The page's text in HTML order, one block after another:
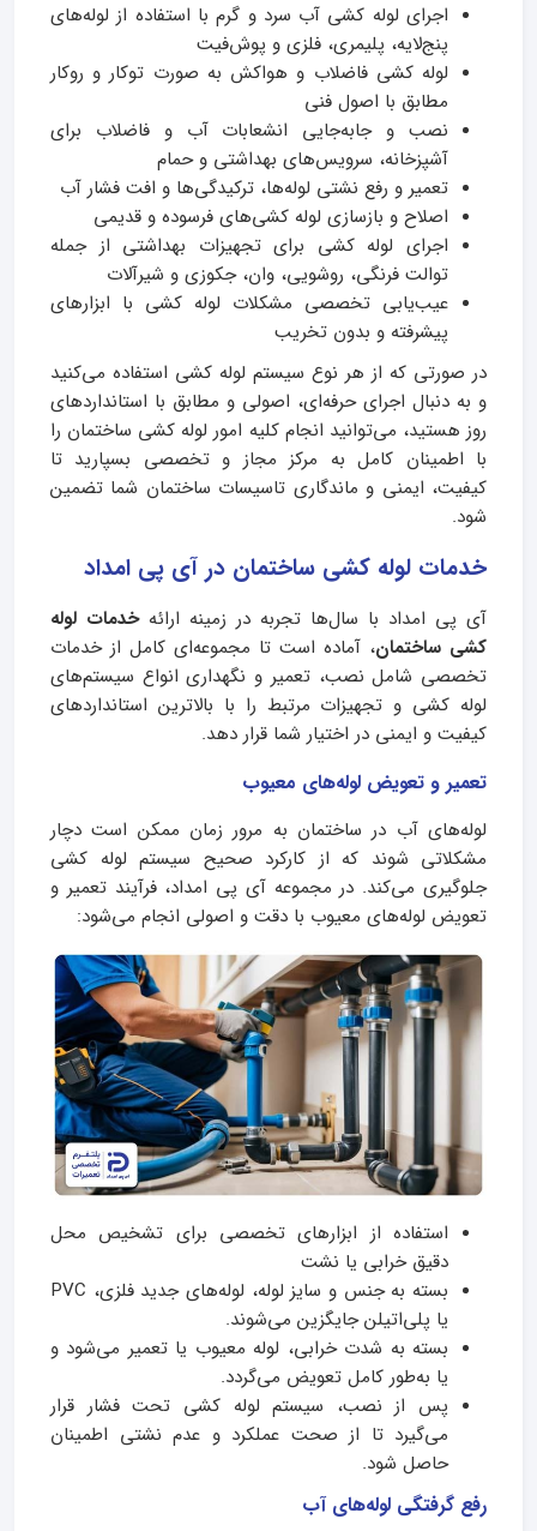
اجرای لوله کشی آب سرد و گرم با استفاده از لوله‌های
پنج‌لایه، پلیمری، فلزی و پوش‌فیت
لوله کشی فاضلاب و هواکش به صورت توکار و روکار
مطابق با اصول فنی
نصب و جابه‌جایی انشعابات آب و فاضلاب برای
آشپزخانه، سرویس‌های بهداشتی و حمام
تعمیر و رفع نشتی لوله‌ها، ترکیدگی‌ها و افت فشار آب
اصلاح و بازسازی لوله کشی‌های فرسوده و قدیمی
اجرای لوله کشی برای تجهیزات بهداشتی از جمله
توالت فرنگی، روشویی، وان، جکوزی و شیرآلات
عیب‌یابی تخصصی مشکلات لوله کشی با ابزارهای
پیشرفته و بدون تخریب
در صورتی که از هر نوع سیستم لوله کشی استفاده می‌کنید
و به دنبال اجرای حرفه‌ای، اصولی و مطابق با استانداردهای
روز هستید، می‌توانید انجام کلیه امور لوله کشی ساختمان را
با اطمینان کامل به مرکز مجاز و تخصصی بسپارید تا
کیفیت، ایمنی و ماندگاری تاسیسات ساختمان شما تضمین
شود.
خدمات لوله کشی ساختمان در آی پی امداد
آی‌ پی امداد با سال‌ها تجربه در زمینه ارائهخدمات لوله
کشی ساختمان، آماده است تا مجموعه‌ای کامل از خدمات
تخصصی شامل نصب، تعمیر و نگهداری انواع سیستم‌های
لوله کشی و تجهیزات مرتبط را با بالاترین استانداردهای
کیفیت و ایمنی در اختیار شما قرار دهد.
تعمیر و تعویض لوله‌های معیوب
لوله‌های آب در ساختمان به مرور زمان ممکن است دچار
مشکلاتی شوند که از کارکرد صحیح سیستم لوله کشی
جلوگیری می‌کند. در مجموعه آی‌ پی امداد، فرآیند تعمیر و
تعویض لوله‌های معیوب با دقت و اصولی انجام می‌شود:
استفاده از ابزارهای تخصصی برای تشخیص محل
دقیق خرابی یا نشت
بسته به جنس و سایز لوله، لوله‌های جدید فلزی، PVC
یا پلی‌اتیلن جایگزین می‌شوند.
بسته به شدت خرابی، لوله معیوب یا تعمیر می‌شود و
یا به‌طور کامل تعویض می‌گردد.
پس از نصب، سیستم لوله کشی تحت فشار قرار
می‌گیرد تا از صحت عملکرد و عدم نشتی اطمینان
حاصل شود.
رفع گرفتگی لوله‌های آب